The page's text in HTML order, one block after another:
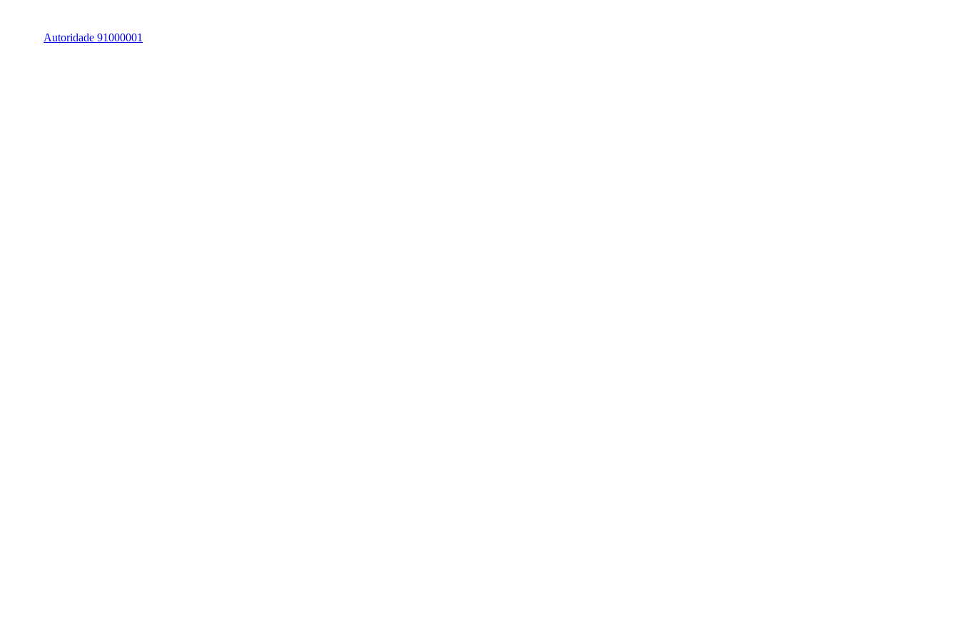
Autoridade 91000001